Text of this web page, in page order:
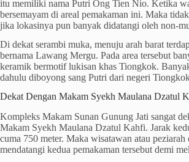
itu memiliki nama Putri Ong Tien Nio. Ketika
bersemayam di areal pemakaman ini. Maka
jika lokasinya pun banyak didatangi oleh non-
Di dekat serambi muka, menuju arah barat
bernama Lawang Mergu. Pada area tersebut
keramik bermotif lukisan khas Tiongkok.
dahulu diboyong sang Putri dari negeri
Dekat Dengan Makam Syekh Maulana Dzatul
Kompleks Makam Sunan Gunung Jati sangat
Makam Syekh Maulana Dzatul Kahfi. Jarak
cuma 750 meter. Maka wisatawan atau peziarah
mendatangi kedua pemakaman tersebut demi